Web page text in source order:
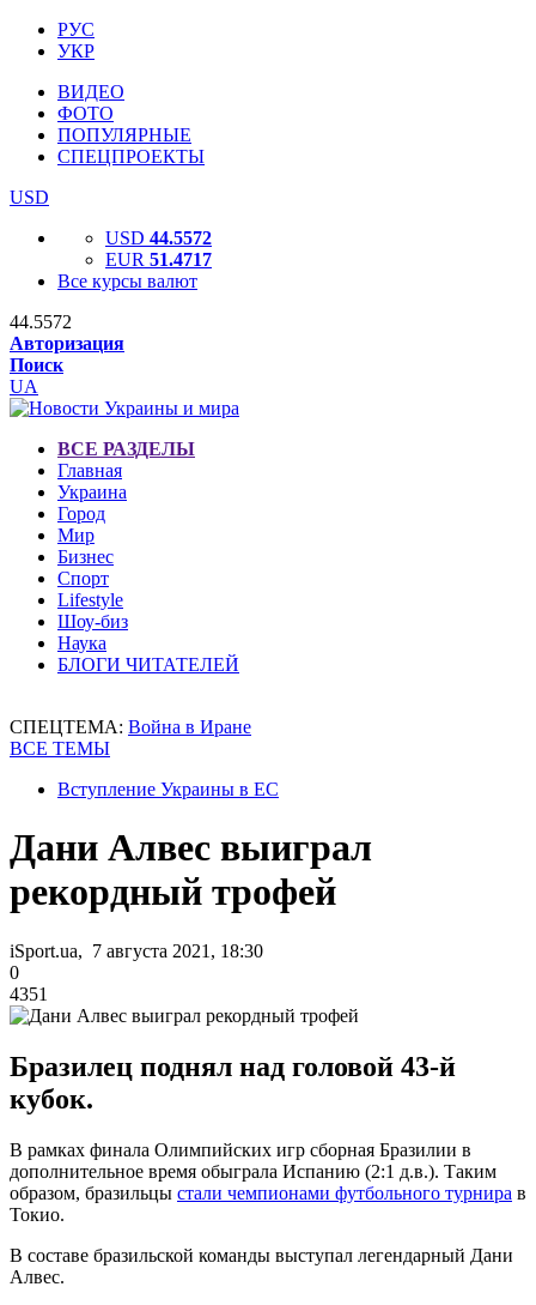
РУС
УКР
ВИДЕО
ФОТО
ПОПУЛЯРНЫЕ
СПЕЦПРОЕКТЫ
USD
USD 44.5572
EUR 51.4717
Все курсы валют
44.5572
Авторизация
Поиск
UA
ВСЕ РАЗДЕЛЫ
Главная
Украина
Город
Мир
Бизнес
Спорт
Lifestyle
Шоу-биз
Наука
БЛОГИ ЧИТАТЕЛЕЙ
СПЕЦТЕМА: Война в Иране
ВСЕ ТЕМЫ
Вступление Украины в ЕС
Дани Алвес выиграл
рекордный трофей
iSport.ua, 7 августа 2021, 18:30
0
4351
Бразилец поднял над головой 43-й
кубок.
В рамках финала Олимпийских игр сборная Бразилии в
дополнительное время обыграла Испанию (2:1 д.в.). Таким
образом, бразильцы стали чемпионами футбольного турнира в
Токио.
В составе бразильской команды выступал легендарный Дани
Алвес.